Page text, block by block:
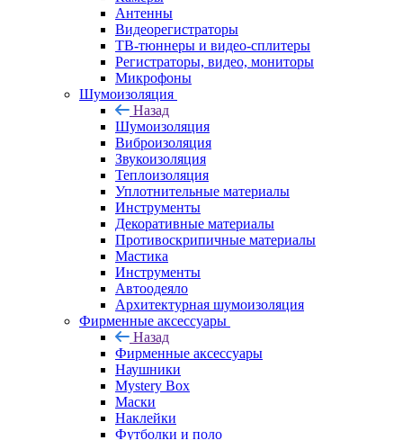
Антенны
Видеорегистраторы
ТВ-тюннеры и видео-сплитеры
Регистраторы, видео, мониторы
Микрофоны
Шумоизоляция
Назад
Шумоизоляция
Виброизоляция
Звукоизоляция
Теплоизоляция
Уплотнительные материалы
Инструменты
Декоративные материалы
Противоскрипичные материалы
Мастика
Инструменты
Автоодеяло
Архитектурная шумоизоляция
Фирменные аксессуары
Назад
Фирменные аксессуары
Наушники
Mystery Box
Маски
Наклейки
Футболки и поло